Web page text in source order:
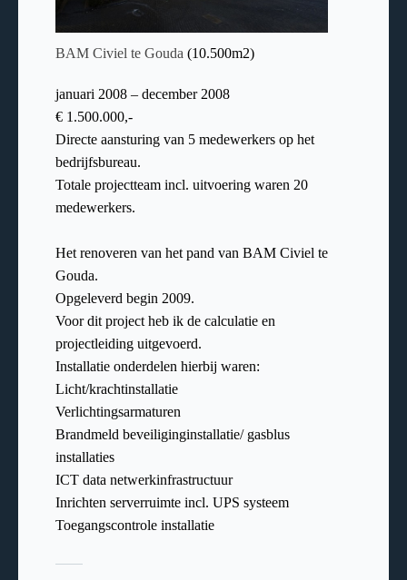
BAM Civiel te Gouda (10.500m2)
januari 2008 – december 2008
€ 1.500.000,-
Directe aansturing van 5 medewerkers op het
bedrijfsbureau.
Totale projectteam incl. uitvoering waren 20
medewerkers.
Het renoveren van het pand van BAM Civiel te
Gouda.
Opgeleverd begin 2009.
Voor dit project heb ik de calculatie en
projectleiding uitgevoerd.
Installatie onderdelen hierbij waren:
Licht/krachtinstallatie
Verlichtingsarmaturen
Brandmeld beveiliginginstallatie/ gasblus
installaties
ICT data netwerkinfrastructuur
Inrichten serverruimte incl. UPS systeem
Toegangscontrole installatie